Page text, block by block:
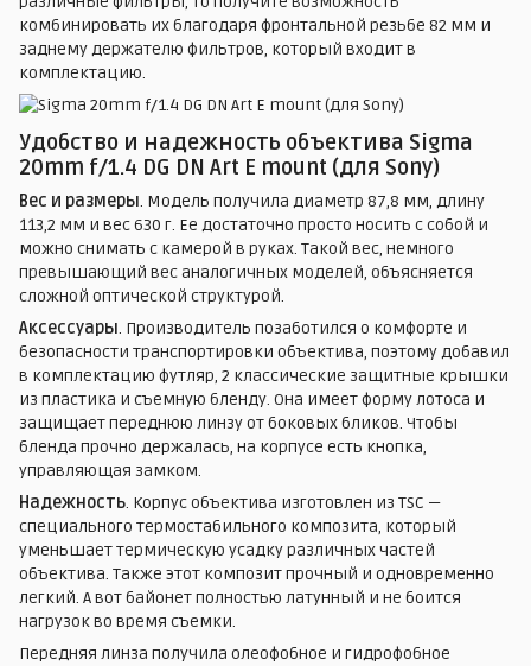
комбинировать их благодаря фронтальной резьбе 82 мм и
заднему держателю фильтров, который входит в
комплектацию.
Удобство и надежность объектива Sigma
20mm f/1.4 DG DN Art E mount (для Sony)
Вес и размеры. Модель получила диаметр 87,8 мм, длину
113,2 мм и вес 630 г. Ее достаточно просто носить с собой и
можно снимать с камерой в руках. Такой вес, немного
превышающий вес аналогичных моделей, объясняется
сложной оптической структурой.
Аксессуары. Производитель позаботился о комфорте и
безопасности транспортировки объектива, поэтому добавил
в комплектацию футляр, 2 классические защитные крышки
из пластика и съемную бленду. Она имеет форму лотоса и
защищает переднюю линзу от боковых бликов. Чтобы
бленда прочно держалась, на корпусе есть кнопка,
управляющая замком.
Надежность. Корпус объектива изготовлен из TSC —
специального термостабильного композита, который
уменьшает термическую усадку различных частей
объектива. Также этот композит прочный и одновременно
легкий. А вот байонет полностью латунный и не боится
нагрузок во время съемки.
Передняя линза получила олеофобное и гидрофобное